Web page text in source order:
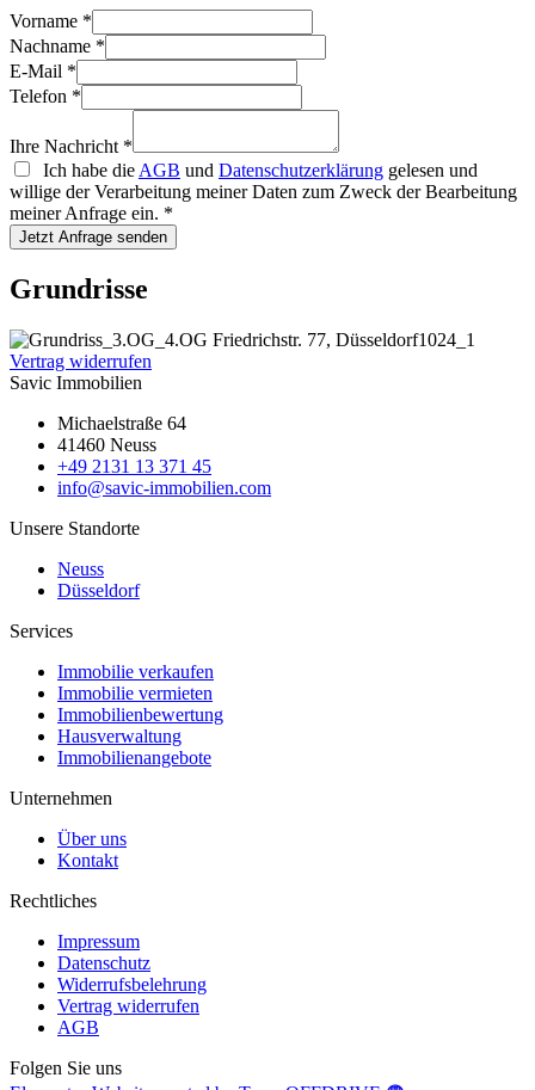
Vorname *
Nachname *
E-Mail *
Telefon *
Ihre Nachricht *
Ich habe die AGB und Datenschutzerklärung gelesen und
willige der Verarbeitung meiner Daten zum Zweck der Bearbeitung
meiner Anfrage ein. *
Jetzt Anfrage senden
Grundrisse
Vertrag widerrufen
Savic Immobilien
Michaelstraße 64
41460 Neuss
+49 2131 13 371 45
info@savic-immobilien.com
Unsere Standorte
Neuss
Düsseldorf
Services
Immobilie verkaufen
Immobilie vermieten
Immobilienbewertung
Hausverwaltung
Immobilienangebote
Unternehmen
Über uns
Kontakt
Rechtliches
Impressum
Datenschutz
Widerrufsbelehrung
Vertrag widerrufen
AGB
Folgen Sie uns